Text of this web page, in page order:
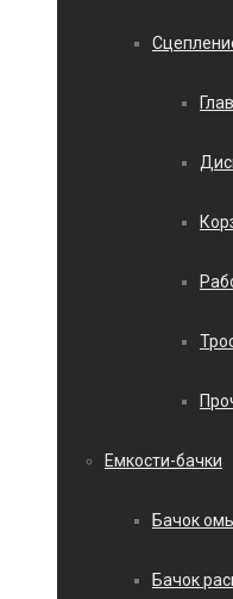
Емкости-бачки
Бачок
Бачок